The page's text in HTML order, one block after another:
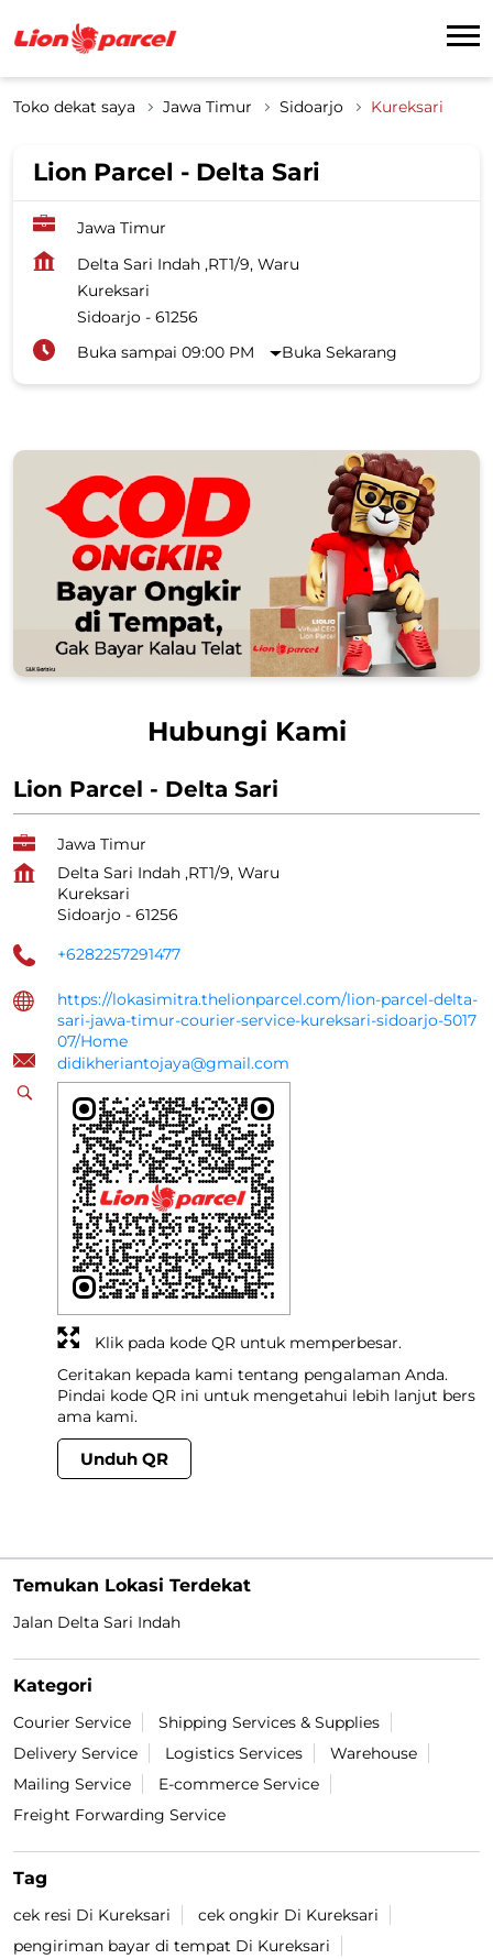
Toko dekat saya Jawa Timur Sidoarjo Kureksari
Lion Parcel - Delta Sari
Jawa Timur
Delta Sari Indah ,RT1/9, Waru
Kureksari
Sidoarjo - 61256
Buka sampai 09:00 PM
Buka Sekarang
Hubungi Kami
Lion Parcel - Delta Sari
Jawa Timur
Delta Sari Indah ,RT1/9, Waru
Kureksari
Sidoarjo - 61256
+6282257291477
https://lokasimitra.thelionparcel.com/lion-parcel-delta-
sari-jawa-timur-courier-service-kureksari-sidoarjo-5017
07/Home
didikheriantojaya@gmail.com
Ceritakan kepada kami tentang pengalaman Anda.
Pindai kode QR ini untuk mengetahui lebih lanjut bers
ama kami.
Unduh QR
Klik pada kode QR untuk memperbesar.
Temukan Lokasi Terdekat
Jalan Delta Sari Indah
Kategori
Courier Service
Shipping Services & Supplies
Delivery Service
Logistics Services
Warehouse
Mailing Service
E-commerce Service
Freight Forwarding Service
Tag
cek resi Di Kureksari
cek ongkir Di Kureksari
pengiriman bayar di tempat Di Kureksari